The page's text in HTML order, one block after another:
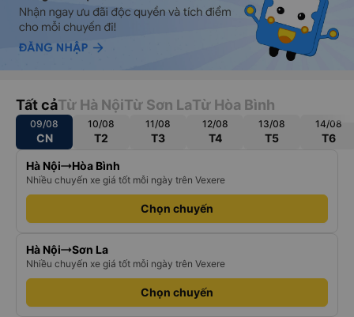
Tất cảTừ Hà NộiTừ Sơn LaTừ Hòa Bình
09/08
CN
10/08
T2
11/08
T3
12/08
T4
13/08
T5
14/08
T6
Hà Nội Hòa Bình
Nhiều chuyến xe giá tốt mỗi ngày trên Vexere
Chọn chuyến
Hà Nội Sơn La
Nhiều chuyến xe giá tốt mỗi ngày trên Vexere
Chọn chuyến